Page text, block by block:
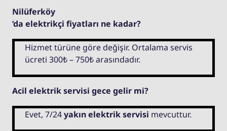
Nilüferköy
’da elektrikçi fiyatları ne kadar?
Hizmet türüne göre değişir. Ortalama servis
ücreti 300₺ – 750₺ arasındadır.
Acil elektrik servisi gece gelir mi?
Evet, 7/24yakın elektrik servisi mevcuttur.